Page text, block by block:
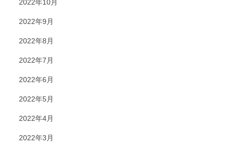
2022年10月
2022年9月
2022年8月
2022年7月
2022年6月
2022年5月
2022年4月
2022年3月